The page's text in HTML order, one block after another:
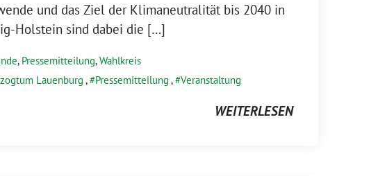
und das Ziel der Klimaneutralität bis 2040 in
Holstein sind dabei die […]
, Pressemitteilung,Wahlkreis
Lauenburg , Pressemitteilung , Veranstaltung
WEITERLESEN